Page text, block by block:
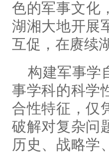
色的军事文化
湖湘大地开展
互促，在赓续
构建军事学
事学科的科学
合性特征，仅
破解对复杂问
历史、战略学